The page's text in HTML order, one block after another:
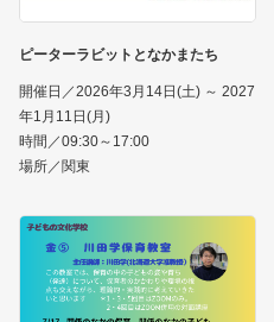
ピーターラビットとなかまたち
開催日／2026年3月14日(土) ～ 2027
年1月11日(月)
時間／09:30～17:00
場所／関東